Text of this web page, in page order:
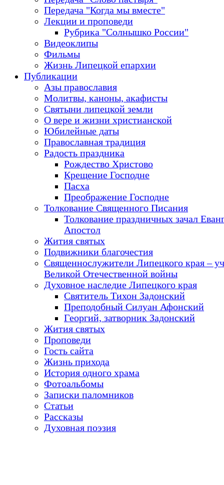
Передача "Когда мы вместе"
Лекции и проповеди
Рубрика "Солнышко России"
Видеоклипы
Фильмы
Жизнь Липецкой епархии
Публикации
Азы православия
Молитвы, каноны, акафисты
Святыни липецкой земли
О вере и жизни христианской
Юбилейные даты
Православная традиция
Радость праздника
Рождество Христово
Крещение Господне
Пасха
Преображение Господне
Толкование Священного Писания
Толкование праздничных зачал
Апостол
Жития святых
Подвижники благочестия
Священнослужители Липецкого края –
Великой Отечественной войны
Духовное наследие Липецкого края
Святитель Тихон Задонский
Преподобный Силуан Афонский
Георгий, затворник Задонский
Жития святых
Проповеди
Гость сайта
Жизнь прихода
История одного храма
Фотоальбомы
Записки паломников
Статьи
Рассказы
Духовная поэзия